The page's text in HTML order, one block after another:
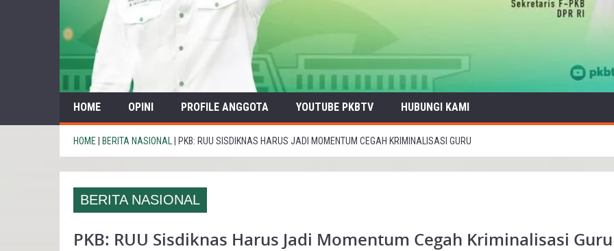
HOME OPINI PROFILE ANGGOTA YOUTUBE PKBTV HUBUNGI KAMI
HOME BERITA NASIONAL PKB: RUU SISDIKNAS HARUS JADI MOMENTUM CEGAH KRIMINALISASI GURU
BERITA NASIONAL
PKB: RUU Sisdiknas Harus Jadi Momentum Cegah Kriminalisasi Guru